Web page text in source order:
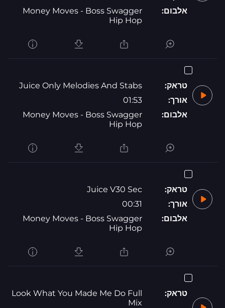
אלבום:
Money Moves - Boss Swagger
Hip Hop
טראק:
Juice Only Melodies And Stabs
אורך:
01:53
אלבום:
Money Moves - Boss Swagger
Hip Hop
טראק:
Juice V30 Sec
אורך:
00:31
אלבום:
Money Moves - Boss Swagger
Hip Hop
טראק:
Look What You Made Me Do Full
Mix